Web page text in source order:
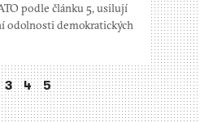
podle článku 5, usilují
odolnosti demokratických
3 4 5
Následující
stránka